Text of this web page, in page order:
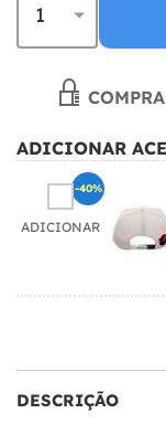
ADICIONAR
ADICIONAR
-40%
DESCRIÇÃO